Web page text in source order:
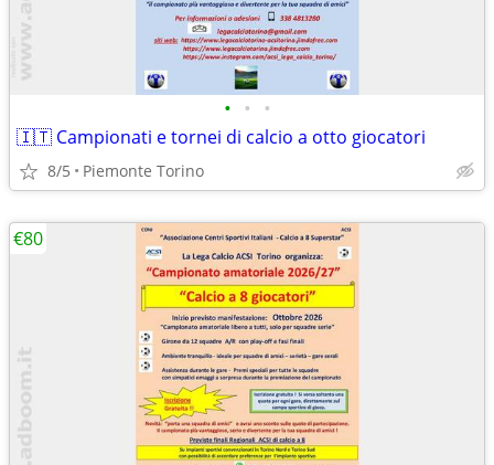
• • •
🇮🇹 Campionati e tornei di calcio a otto giocatori
8/5 Piemonte Torino
€80